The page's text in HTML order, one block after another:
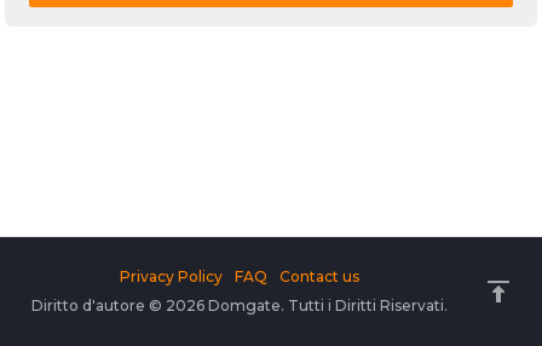
Diritto d'autore © 2026 Domgate. Tutti i Diritti Riservati.
Privacy Policy FAQ Contact us